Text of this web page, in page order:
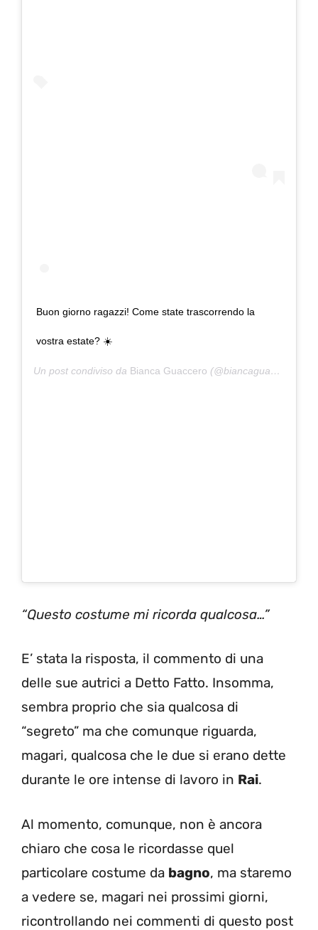
Buon giorno ragazzi! Come state trascorrendo la
vostra estate? ☀️
Un post condiviso da Bianca Guaccero (@biancaguacceroreal) in data:
“Questo costume mi ricorda qualcosa…”
E’ stata la risposta, il commento di una
delle sue autrici a Detto Fatto. Insomma,
sembra proprio che sia qualcosa di
“segreto” ma che comunque riguarda,
magari, qualcosa che le due si erano dette
durante le ore intense di lavoro in Rai.
Al momento, comunque, non è ancora
chiaro che cosa le ricordasse quel
particolare costume da bagno, ma staremo
a vedere se, magari nei prossimi giorni,
ricontrollando nei commenti di questo post